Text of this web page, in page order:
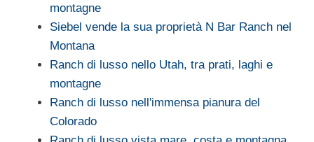
montagne
Siebel vende la sua proprietà N Bar Ranch nel
Montana
Ranch di lusso nello Utah, tra prati, laghi e
montagne
Ranch di lusso nell'immensa pianura del
Colorado